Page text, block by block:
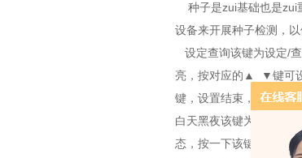
种子是zui基础也是zui
设备来开展种子检测，
设定查询该键为设定/
亮，按对应的 ▲ ▼键可
键，设置结束，回到运
白天黑夜该键为白天
黑
态，按一下该键，则培